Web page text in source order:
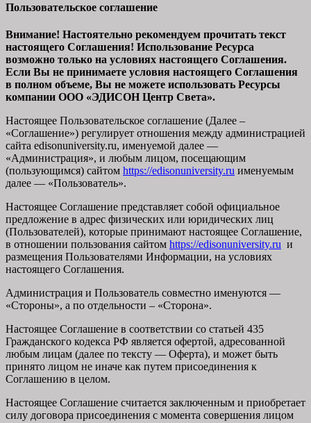
Пользовательское соглашение
Внимание! Настоятельно рекомендуем прочитать текст
настоящего Соглашения! Использование Ресурса
возможно только на условиях настоящего Соглашения.
Если Вы не принимаете условия настоящего Соглашения
в полном объеме, Вы не можете использовать Ресурсы
компании ООО «ЭДИСОН Центр Света».
Настоящее Пользовательское соглашение (Далее –
«Соглашение») регулирует отношения между администрацией
сайта edisonuniversity.ru, именуемой далее —
«Администрация», и любым лицом, посещающим
(пользующимся) сайтом https://edisonuniversity.ru именуемым
далее — «Пользователь».
Настоящее Соглашение представляет собой официальное
предложение в адрес физических или юридических лиц
(Пользователей), которые принимают настоящее Соглашение,
в отношении пользования сайтом https://edisonuniversity.ru и
размещения Пользователями Информации, на условиях
настоящего Соглашения.
Администрация и Пользователь совместно именуются —
«Стороны», а по отдельности – «Сторона».
Настоящее Соглашение в соответствии со статьей 435
Гражданского кодекса РФ является офертой, адресованной
любым лицам (далее по тексту — Оферта), и может быть
принято лицом не иначе как путем присоединения к
Соглашению в целом.
Настоящее Соглашение считается заключенным и приобретает
силу договора присоединения с момента совершения лицом